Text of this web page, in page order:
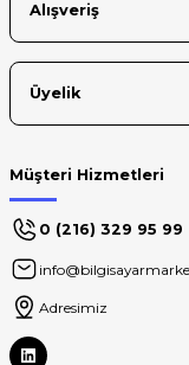
Alışveriş
Üyelik
Müşteri Hizmetleri
0 (216) 329 95 99
Adresimiz